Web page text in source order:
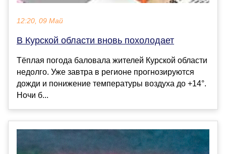
12:20, 09 Май
В Курской области вновь похолодает
Тёплая погода баловала жителей Курской области
недолго. Уже завтра в регионе прогнозируются
дожди и понижение температуры воздуха до +14°.
Ночи б...